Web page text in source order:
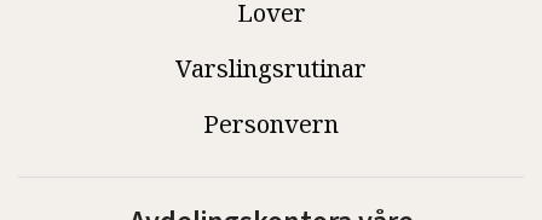
Lover
Varslingsrutinar
Personvern